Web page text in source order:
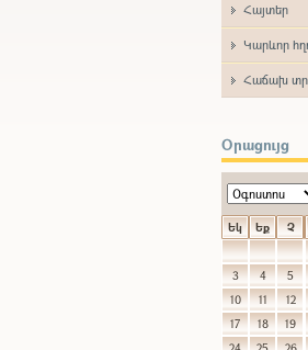
Հայտեր
Կարևոր
Հաճախ
Օրացույց
Եկ Եք Չ
3
4 5
10
11 12
17
18 19